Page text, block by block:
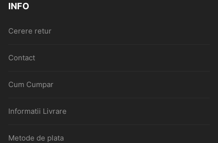
INFO
Cerere retur
Contact
Cum Cumpar
Informatii Livrare
Metode de plata